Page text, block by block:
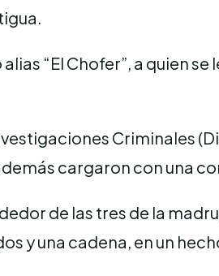
“El Chofer”, a quien
Criminales
cargaron con una
de las tres de la
y una cadena, en un